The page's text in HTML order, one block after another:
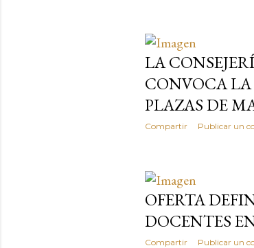
LA
CONVOCA LA
PLAZAS DE
Compartir Publicar un
OFERTA
DOCENTES
Compartir Publicar un